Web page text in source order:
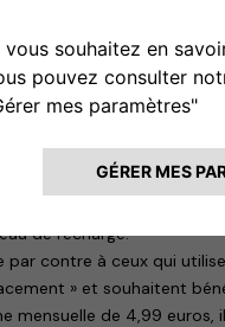
Charging
premiers pas dans
électrique « en
est garantie dans 29
possible de recharger
Deux possibilités sont
est dédiée à ceux qui font
: pour un
de recharge.
par contre à ceux qui
» et souhaitent
mensuelle de 4,99 euros,